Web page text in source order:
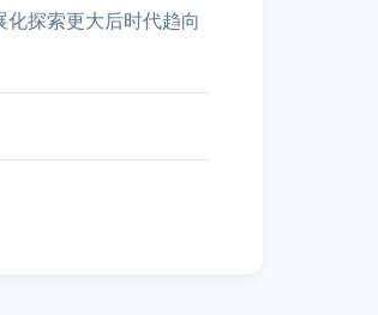
探索更大后时代趋向